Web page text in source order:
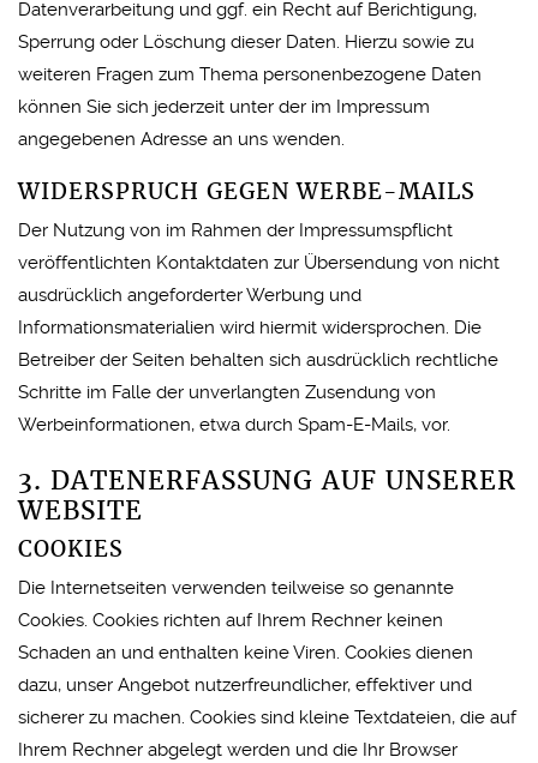
Datenverarbeitung und ggf. ein Recht auf Berichtigung,
Sperrung oder Löschung dieser Daten. Hierzu sowie zu
weiteren Fragen zum Thema personenbezogene Daten
können Sie sich jederzeit unter der im Impressum
angegebenen Adresse an uns wenden.
WIDERSPRUCH GEGEN WERBE-MAILS
Der Nutzung von im Rahmen der Impressumspflicht
veröffentlichten Kontaktdaten zur Übersendung von nicht
ausdrücklich angeforderter Werbung und
Informationsmaterialien wird hiermit widersprochen. Die
Betreiber der Seiten behalten sich ausdrücklich rechtliche
Schritte im Falle der unverlangten Zusendung von
Werbeinformationen, etwa durch Spam-E-Mails, vor.
3. DATENERFASSUNG AUF UNSERER
WEBSITE
COOKIES
Die Internetseiten verwenden teilweise so genannte
Cookies. Cookies richten auf Ihrem Rechner keinen
Schaden an und enthalten keine Viren. Cookies dienen
dazu, unser Angebot nutzerfreundlicher, effektiver und
sicherer zu machen. Cookies sind kleine Textdateien, die auf
Ihrem Rechner abgelegt werden und die Ihr Browser